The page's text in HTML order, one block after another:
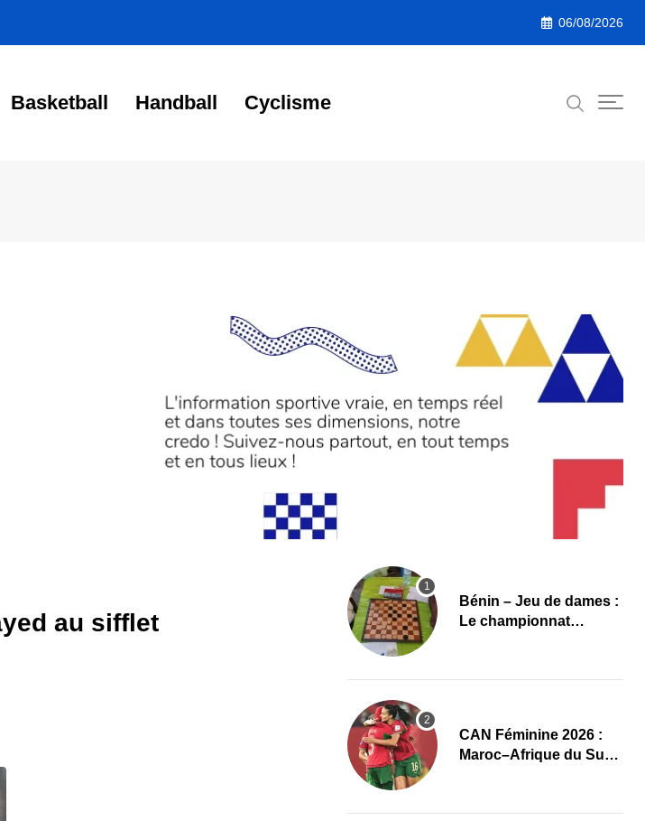
06/08/2026
Basketball Handball Cyclisme
au sifflet
Bénin – Jeu de dames :
Le championnat
conquête du sacre
CAN Féminine 2026 :
Maroc–Afrique du Sud,